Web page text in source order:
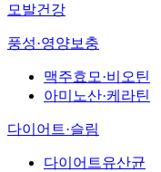
모발건강
풍성·영양보충
맥주효모·비오틴
아미노산·케라틴
다이어트·슬림
다이어트유산균